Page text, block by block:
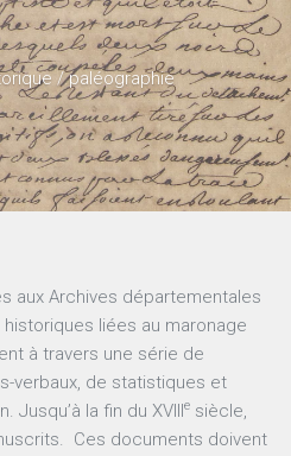
/ paléographie
aux Archives départementales
liées au maronage
à travers une série de
verbaux, de statistiques et
Jusqu’à la fin du XVIIIe siècle,
Ces documents doivent